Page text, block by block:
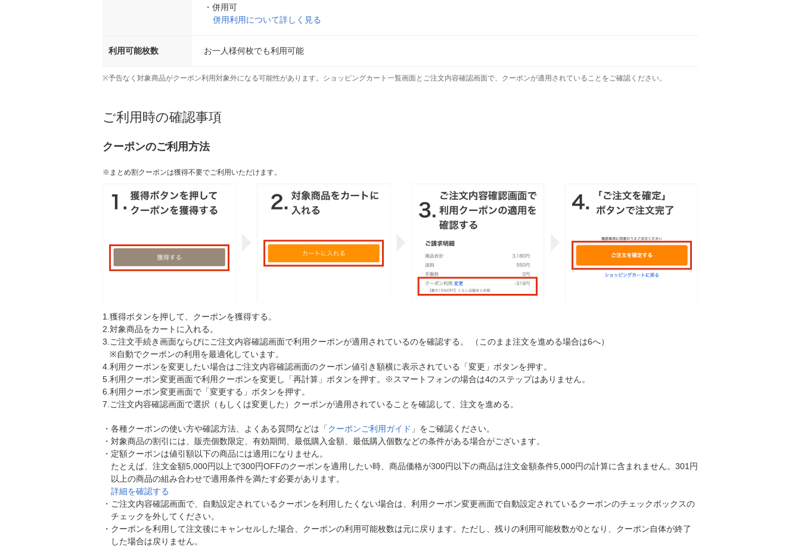
・ 併用可
併用利用について詳しく見る
利用可能枚数 お一人様何枚でも利用可能
※予告なく対象商品がクーポン利用対象外になる可能性があります。ショッピングカート一覧画面とご注文内容確認画面で、クーポンが適用されていることをご確認ください。
ご利用時の確認事項
クーポンのご利用方法
※まとめ割クーポンは獲得不要でご利用いただけます。
1. 獲得ボタンを押して、クーポンを獲得する。
2. 対象商品をカートに入れる。
3. ご注文手続き画面ならびにご注文内容確認画面で利用クーポンが適用されているのを確認する。 （このまま注文を進める場合は6へ）
※自動でクーポンの利用を最適化しています。
4. 利用クーポンを変更したい場合はご注文内容確認画面のクーポン値引き額横に表示されている「変更」ボタンを押す。
5. 利用クーポン変更画面で利用クーポンを変更し「再計算」ボタンを押す。※スマートフォンの場合は4のステップはありません。
6. 利用クーポン変更画面で「変更する」ボタンを押す。
7. ご注文内容確認画面で選択（もしくは変更した）クーポンが適用されていることを確認して、注文を進める。
・ 各種クーポンの使い方や確認方法、よくある質問などは「クーポンご利用ガイド 」をご確認ください。
・ 対象商品の割引には、販売個数限定、有効期間、最低購入金額、最低購入個数などの条件がある場合がございます。
・ 定額クーポンは値引額以下の商品には適用になりません。
たとえば、注文金額5,000円以上で300円OFFのクーポンを適用したい時、商品価格が300円以下の商品は注文金額条件5,000円の計算に含まれません。301円
以上の商品の組み合わせで適用条件を満たす必要があります。
詳細を確認する
・ ご注文内容確認画面で、自動設定されているクーポンを利用したくない場合は、利用クーポン変更画面で自動設定されているクーポンのチェックボックスの
チェックを外してください。
・ クーポンを利用して注文後にキャンセルした場合、クーポンの利用可能枚数は元に戻ります。ただし、残りの利用可能枚数が0となり、クーポン自体が終了
した場合は戻りません。